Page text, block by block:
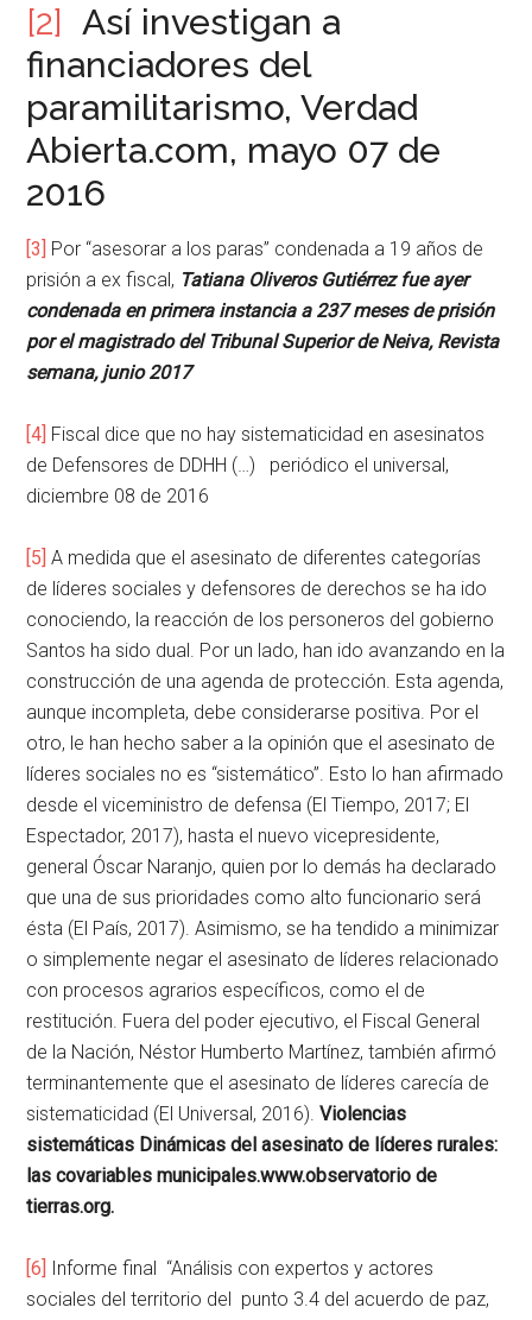
[2] Así investigan a
financiadores del
paramilitarismo, Verdad
Abierta.com, mayo 07 de
2016
[3] Por “asesorar a los paras” condenada a 19 años de
prisión a ex fiscal, Tatiana Oliveros Gutiérrez fue ayer
condenada en primera instancia a 237 meses de prisión
por el magistrado del Tribunal Superior de Neiva, Revista
semana, junio 2017
[4] Fiscal dice que no hay sistematicidad en asesinatos
de Defensores de DDHH (…) periódico el universal,
diciembre 08 de 2016
[5] A medida que el asesinato de diferentes categorías
de líderes sociales y defensores de derechos se ha ido
conociendo, la reacción de los personeros del gobierno
Santos ha sido dual. Por un lado, han ido avanzando en la
construcción de una agenda de protección. Esta agenda,
aunque incompleta, debe considerarse positiva. Por el
otro, le han hecho saber a la opinión que el asesinato de
líderes sociales no es “sistemático”. Esto lo han afirmado
desde el viceministro de defensa (El Tiempo, 2017; El
Espectador, 2017), hasta el nuevo vicepresidente,
general Óscar Naranjo, quien por lo demás ha declarado
que una de sus prioridades como alto funcionario será
ésta (El País, 2017). Asimismo, se ha tendido a minimizar
o simplemente negar el asesinato de líderes relacionado
con procesos agrarios específicos, como el de
restitución. Fuera del poder ejecutivo, el Fiscal General
de la Nación, Néstor Humberto Martínez, también afirmó
terminantemente que el asesinato de líderes carecía de
sistematicidad (El Universal, 2016).Violencias
sistemáticas Dinámicas del asesinato de líderes rurales:
las covariables municipales.www.observatorio de
tierras.org.
[6] Informe final “Análisis con expertos y actores
sociales del territorio del punto 3.4 del acuerdo de paz,